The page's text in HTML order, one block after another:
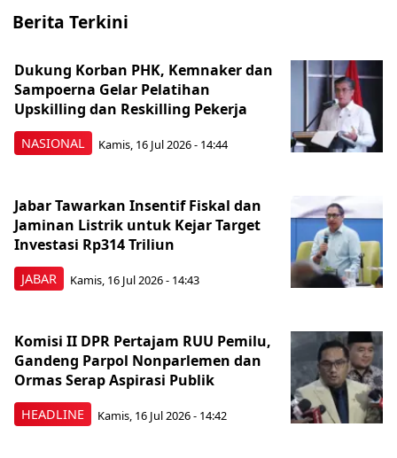
Berita Terkini
NASIONAL
Dukung Korban PHK, Kemnaker dan
Sampoerna Gelar Pelatihan
Upskilling dan Reskilling Pekerja
Kamis, 16 Jul 2026 - 14:44
JABAR
Jabar Tawarkan Insentif Fiskal dan
Jaminan Listrik untuk Kejar Target
Investasi Rp314 Triliun
Kamis, 16 Jul 2026 - 14:43
HEADLINE
Komisi II DPR Pertajam RUU Pemilu,
Gandeng Parpol Nonparlemen dan
Ormas Serap Aspirasi Publik
Kamis, 16 Jul 2026 - 14:42